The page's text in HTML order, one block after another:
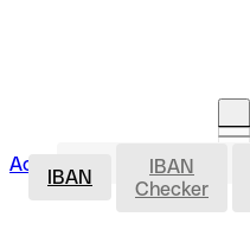
Accedi Avvia la procedura
IBAN
IBAN
Checker